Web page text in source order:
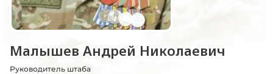
Малышев Андрей Николаевич
Руководитель штаба